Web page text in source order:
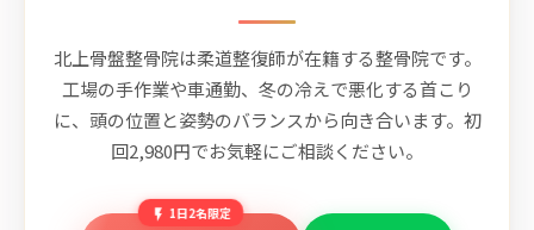
北上骨盤整骨院は柔道整復師が在籍する整骨院です。
工場の手作業や車通勤、冬の冷えで悪化する首こり
に、頭の位置と姿勢のバランスから向き合います。初
回2,980円でお気軽にご相談ください。
1日2名限定